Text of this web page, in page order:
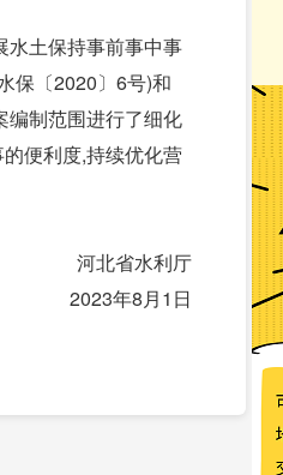
水土保持事前事中事
保〔2020〕6号)和
编制范围进行了细化
便利度,持续优化营
厅
日